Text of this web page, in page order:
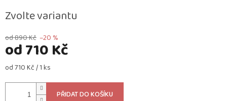
od 890 Kč –20 %
od710 Kč
Měrná
od 710 Kč / 1 ks
Zvolte variantu
PŘIDAT DO KOŠÍKU